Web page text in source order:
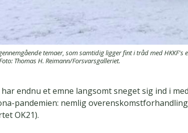
temaer, som samtidig ligger fint i tråd med HKKF's
Thomas H. Reimann/Forsvarsgalleriet.
endnu et emne langsomt sneget sig ind i
pandemien: nemlig
OK21).